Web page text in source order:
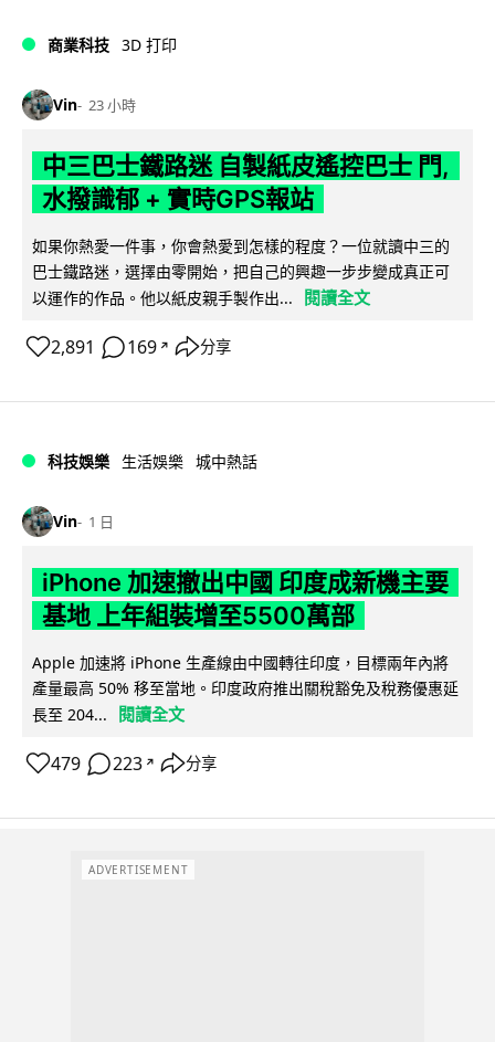
商業科技 3D 打印
Vin 23 小時
中三巴士鐵路迷 自製紙皮遙控巴士 門,
水撥識郁 + 實時GPS報站
如果你熱愛一件事，你會熱愛到怎樣的程度？一位就讀中三的
巴士鐵路迷，選擇由零開始，把自己的興趣一步步變成真正可
以運作的作品。他以紙皮親手製作出...
閱讀全文
2,891 169 ↗ 分享
科技娛樂 生活娛樂 城中熱話
Vin 1 日
iPhone 加速撤出中國 印度成新機主要
基地 上年組裝增至5500萬部
Apple 加速將 iPhone 生產線由中國轉往印度，目標兩年內將
產量最高 50% 移至當地。印度政府推出關稅豁免及稅務優惠延
長至 204...
閱讀全文
479 223 ↗ 分享
ADVERTISEMENT